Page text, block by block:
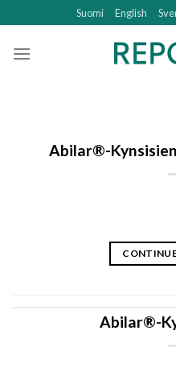
to
content
Suomi English
Abilar®-
Abilar®-